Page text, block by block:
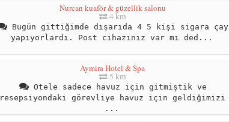
Nurcan kuaför & güzellik salonu
4 km
Bugün gittiğimde dışarıda 4 5 kişi sigara çay
yapıyorlardı. Post cihazınız var mı ded...
Aymira Hotel & Spa
5 km
Otele sadece havuz için gitmiştik ve
resepsiyondaki görevliye havuz için geldiğimizi
...